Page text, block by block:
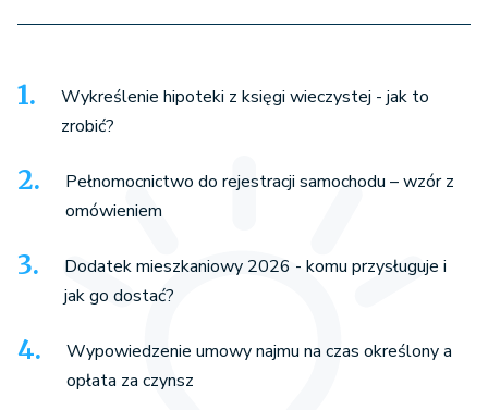
Wykreślenie hipoteki z księgi wieczystej - jak to
zrobić?
Pełnomocnictwo do rejestracji samochodu – wzór z
omówieniem
Dodatek mieszkaniowy 2026 - komu przysługuje i
jak go dostać?
Wypowiedzenie umowy najmu na czas określony a
opłata za czynsz